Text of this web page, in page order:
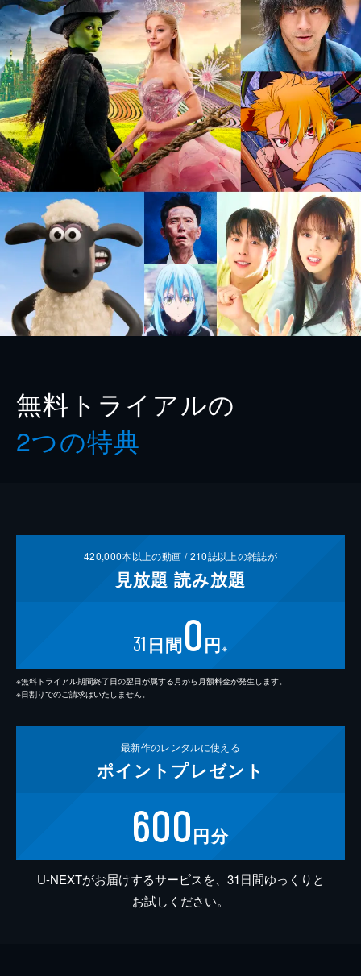
無料トライアルの
2つの特典
420,000本以上の動画 /210誌以上の雑誌が
見放題 読み放題
31 日間0円 ※
※無料トライアル期間終了日の翌日が属する月から月額料金が発生します。
※日割りでのご請求はいたしません。
最新作のレンタルに使える
ポイント プレゼント
600円分
U-NEXTがお届けするサービスを、31日間ゆっくりと
お試しください。